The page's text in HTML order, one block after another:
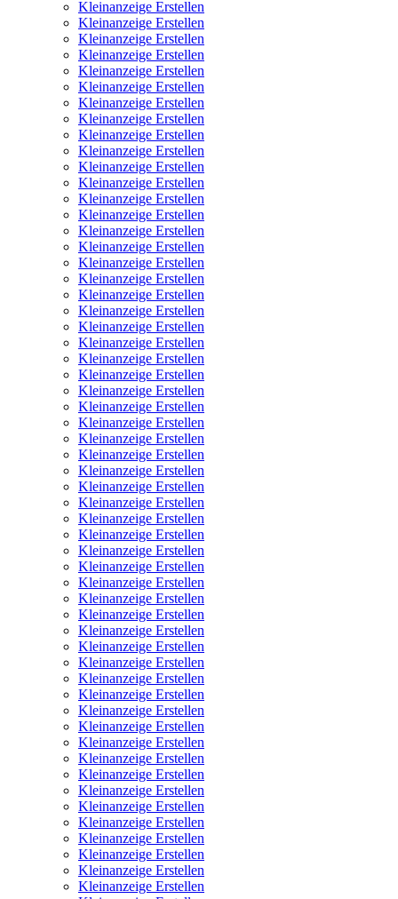
Kleinanzeige Erstellen
Kleinanzeige Erstellen
Kleinanzeige Erstellen
Kleinanzeige Erstellen
Kleinanzeige Erstellen
Kleinanzeige Erstellen
Kleinanzeige Erstellen
Kleinanzeige Erstellen
Kleinanzeige Erstellen
Kleinanzeige Erstellen
Kleinanzeige Erstellen
Kleinanzeige Erstellen
Kleinanzeige Erstellen
Kleinanzeige Erstellen
Kleinanzeige Erstellen
Kleinanzeige Erstellen
Kleinanzeige Erstellen
Kleinanzeige Erstellen
Kleinanzeige Erstellen
Kleinanzeige Erstellen
Kleinanzeige Erstellen
Kleinanzeige Erstellen
Kleinanzeige Erstellen
Kleinanzeige Erstellen
Kleinanzeige Erstellen
Kleinanzeige Erstellen
Kleinanzeige Erstellen
Kleinanzeige Erstellen
Kleinanzeige Erstellen
Kleinanzeige Erstellen
Kleinanzeige Erstellen
Kleinanzeige Erstellen
Kleinanzeige Erstellen
Kleinanzeige Erstellen
Kleinanzeige Erstellen
Kleinanzeige Erstellen
Kleinanzeige Erstellen
Kleinanzeige Erstellen
Kleinanzeige Erstellen
Kleinanzeige Erstellen
Kleinanzeige Erstellen
Kleinanzeige Erstellen
Kleinanzeige Erstellen
Kleinanzeige Erstellen
Kleinanzeige Erstellen
Kleinanzeige Erstellen
Kleinanzeige Erstellen
Kleinanzeige Erstellen
Kleinanzeige Erstellen
Kleinanzeige Erstellen
Kleinanzeige Erstellen
Kleinanzeige Erstellen
Kleinanzeige Erstellen
Kleinanzeige Erstellen
Kleinanzeige Erstellen
Kleinanzeige Erstellen